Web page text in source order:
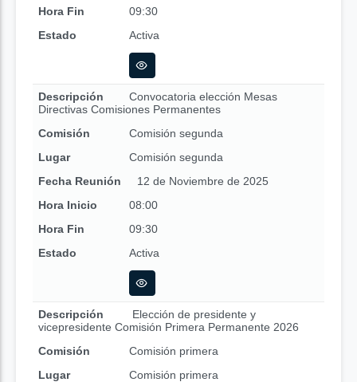
Hora Fin
09:30
Estado
Activa
Descripción
Convocatoria elección Mesas
Directivas Comisiones Permanentes
Comisión
Comisión segunda
Lugar
Comisión segunda
Fecha Reunión
12 de Noviembre de 2025
Hora Inicio
08:00
Hora Fin
09:30
Estado
Activa
Descripción
Elección de presidente y
vicepresidente Comisión Primera Permanente 2026
Comisión
Comisión primera
Lugar
Comisión primera